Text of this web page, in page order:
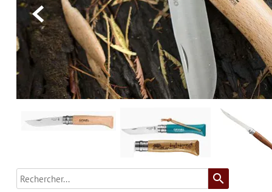

search